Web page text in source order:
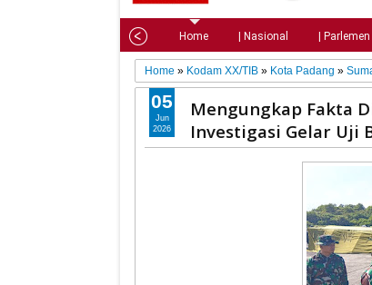
Home | Nasional | Parlemen
Home » Kodam XX/TIB » Kota Padang »
Mengungkap Fakta
Investigasi Gelar Uji
05
Jun
2026